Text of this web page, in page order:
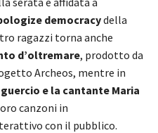
democracydella
ragazzi torna anche
d’oltremare, prodotto da
Archeos, mentre in
e la cantante Maria
canzoni in
con il pubblico.